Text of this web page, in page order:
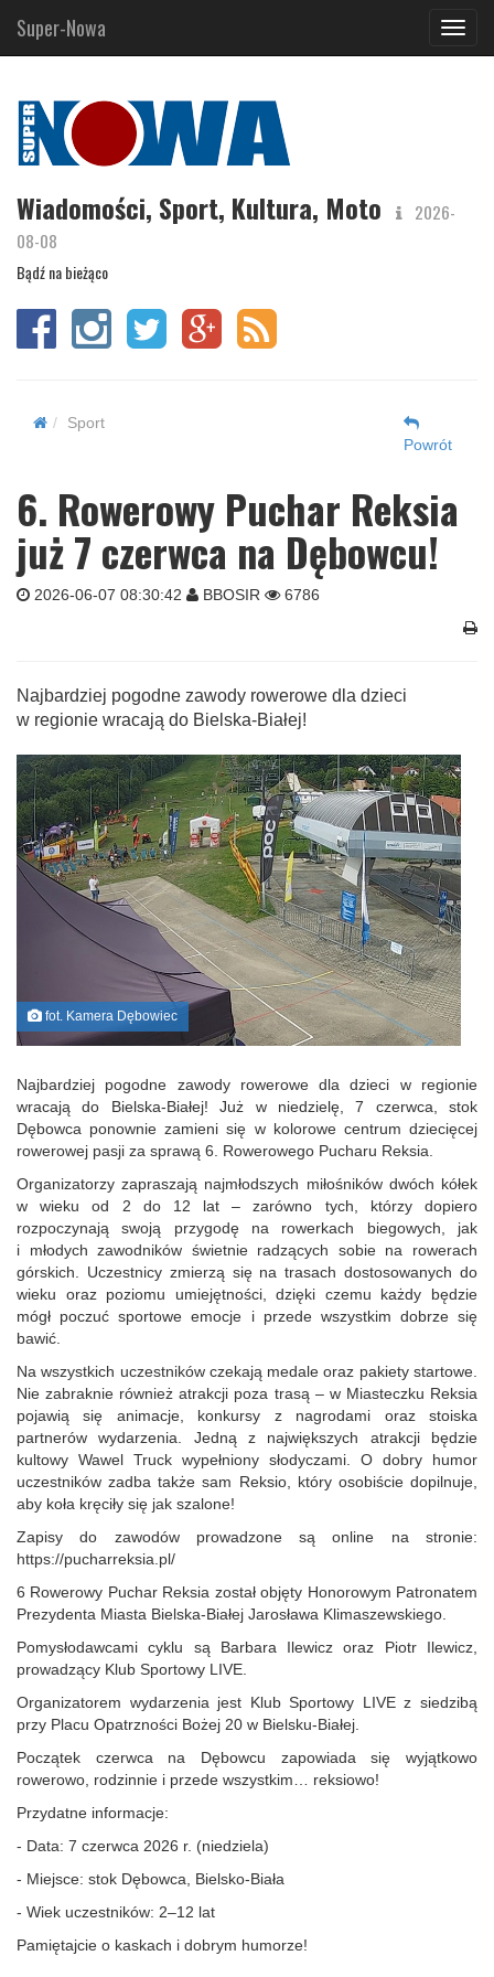
Super-Nowa
Wiadomości, Sport, Kultura, Moto
2026-
08-08
Bądź na bieżąco
Sport
Powrót
6. Rowerowy Puchar Reksia
już 7 czerwca na Dębowcu!
2026-06-07 08:30:42 BBOSIR 6786
Najbardziej pogodne zawody rowerowe dla dzieci
w regionie wracają do Bielska-Białej!
fot. Kamera Dębowiec
Najbardziej pogodne zawody rowerowe dla dzieci w regionie
wracają do Bielska-Białej! Już w niedzielę, 7 czerwca, stok
Dębowca ponownie zamieni się w kolorowe centrum dziecięcej
rowerowej pasji za sprawą 6. Rowerowego Pucharu Reksia.
Organizatorzy zapraszają najmłodszych miłośników dwóch kółek
w wieku od 2 do 12 lat – zarówno tych, którzy dopiero
rozpoczynają swoją przygodę na rowerkach biegowych, jak
i młodych zawodników świetnie radzących sobie na rowerach
górskich. Uczestnicy zmierzą się na trasach dostosowanych do
wieku oraz poziomu umiejętności, dzięki czemu każdy będzie
mógł poczuć sportowe emocje i przede wszystkim dobrze się
bawić.
Na wszystkich uczestników czekają medale oraz pakiety startowe.
Nie zabraknie również atrakcji poza trasą – w Miasteczku Reksia
pojawią się animacje, konkursy z nagrodami oraz stoiska
partnerów wydarzenia. Jedną z największych atrakcji będzie
kultowy Wawel Truck wypełniony słodyczami. O dobry humor
uczestników zadba także sam Reksio, który osobiście dopilnuje,
aby koła kręciły się jak szalone!
Zapisy do zawodów prowadzone są online na stronie:
https://pucharreksia.pl/
6 Rowerowy Puchar Reksia został objęty Honorowym Patronatem
Prezydenta Miasta Bielska-Białej Jarosława Klimaszewskiego.
Pomysłodawcami cyklu są Barbara Ilewicz oraz Piotr Ilewicz,
prowadzący Klub Sportowy LIVE.
Organizatorem wydarzenia jest Klub Sportowy LIVE z siedzibą
przy Placu Opatrzności Bożej 20 w Bielsku-Białej.
Początek czerwca na Dębowcu zapowiada się wyjątkowo
rowerowo, rodzinnie i przede wszystkim… reksiowo!
Przydatne informacje:
- Data: 7 czerwca 2026 r. (niedziela)
- Miejsce: stok Dębowca, Bielsko-Biała
- Wiek uczestników: 2–12 lat
Pamiętajcie o kaskach i dobrym humorze!